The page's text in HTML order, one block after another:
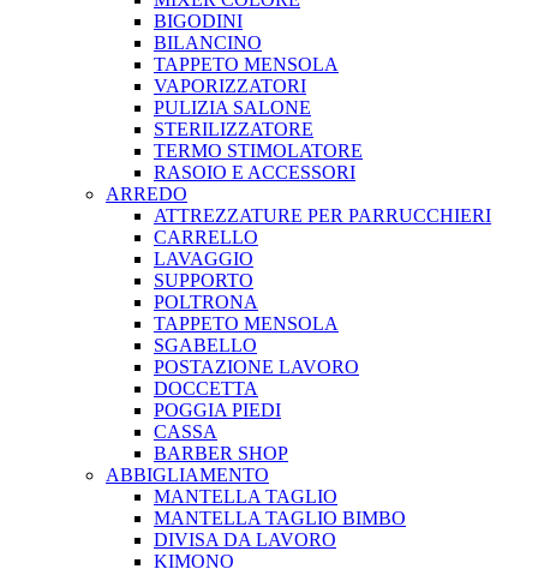
BIGODINI
BILANCINO
TAPPETO MENSOLA
VAPORIZZATORI
PULIZIA SALONE
STERILIZZATORE
TERMO STIMOLATORE
RASOIO E ACCESSORI
ARREDO
ATTREZZATURE PER PARRUCCHIERI
CARRELLO
LAVAGGIO
SUPPORTO
POLTRONA
TAPPETO MENSOLA
SGABELLO
POSTAZIONE LAVORO
DOCCETTA
POGGIA PIEDI
CASSA
BARBER SHOP
ABBIGLIAMENTO
MANTELLA TAGLIO
MANTELLA TAGLIO BIMBO
DIVISA DA LAVORO
KIMONO